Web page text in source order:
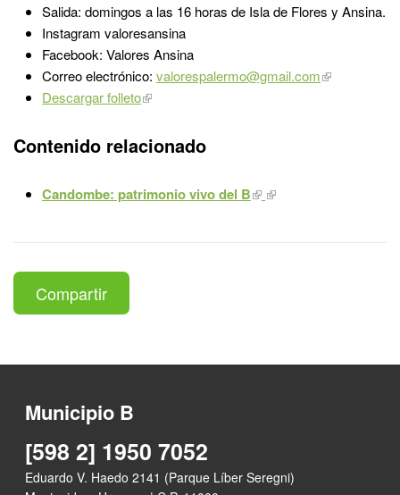
Salida: domingos a las 16 horas de Isla de Flores y Ansina.
Instagram valoresansina
Facebook: Valores Ansina
Correo electrónico: valorespalermo@gmail.com
Descargar folleto
Contenido relacionado
Candombe: patrimonio vivo del B
Compartir
Municipio B
[598 2] 1950 7052
Eduardo V. Haedo 2141 (Parque Líber Seregni)